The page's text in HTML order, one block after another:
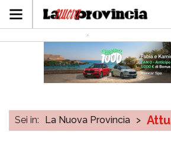
Sei in: La Nuova Provincia >